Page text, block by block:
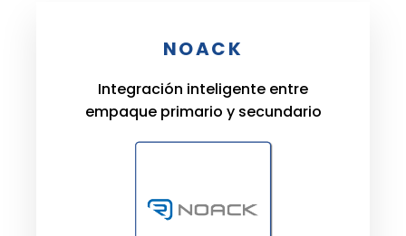
NOACK
Integración inteligente entre
empaque primario y secundario